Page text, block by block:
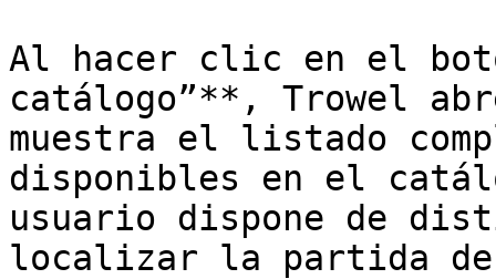
Al hacer clic en el
catálogo”**, Trowel
muestra el listado
disponibles en el
usuario dispone de
localizar la partida